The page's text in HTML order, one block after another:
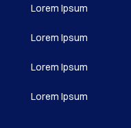
Lorem Ipsum
Lorem Ipsum
Lorem Ipsum
Lorem Ipsum